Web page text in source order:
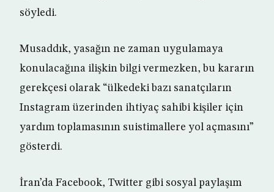
söyledi.
Musaddık, yasağın ne zaman uygulamaya
konulacağına ilişkin bilgi vermezken, bu kararın
gerekçesi olarak “ülkedeki bazı sanatçıların
Instagram üzerinden ihtiyaç sahibi kişiler için
yardım toplamasının suistimallere yol açmasını”
gösterdi.
İran’da Facebook, Twitter gibi sosyal paylaşım